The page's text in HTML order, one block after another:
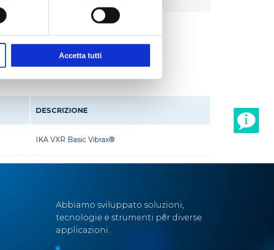
Accetta tutti
DESCRIZIONE
IKA VXR Basic Vibrax®
Abbiamo sviluppato soluzioni,
tecnologie e strumenti per diverse
applicazioni.